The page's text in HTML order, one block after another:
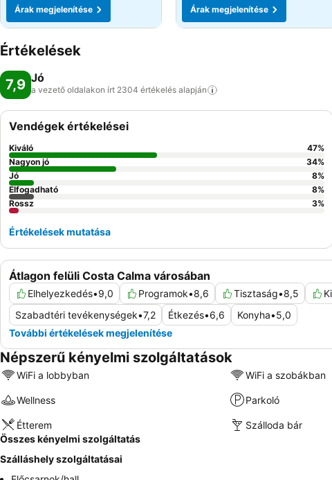
Árak megjelenítése
Árak megjelenítése
Értékelések
7,9 Jó
a vezető oldalakon írt 2304 értékelés alapján
Átlagon felüli Costa Calma városában
Elhelyezkedés•9,0 Programok•8,6 Tisztaság•8,5
Szabadtéri tevékenységek•7,2 Étkezés•6,6 Konyha•5,0
További értékelések megjelenítése
Vendégek értékelései
Kiváló 47%
Nagyon jó
34%
Jó
8%
Elfogadható
8%
Rossz
3%
Értékelések mutatása
Népszerű kényelmi szolgáltatások
WiFi a lobbyban WiFi a szobákban
Wellness Parkoló
Étterem Szálloda bár
Összes kényelmi szolgáltatás
Szálláshely szolgáltatásai